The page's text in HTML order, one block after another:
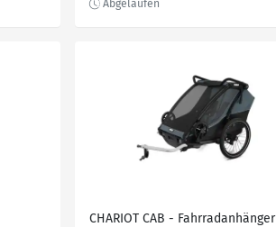
CHARIOT CAB - Fahrradanhänger